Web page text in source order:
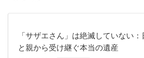
「サザエさん」は絶滅していない
と親から受け継ぐ本当の遺産